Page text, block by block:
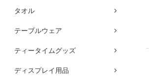
タオル
テーブルウェア
ティータイムグッズ
ディスプレイ用品